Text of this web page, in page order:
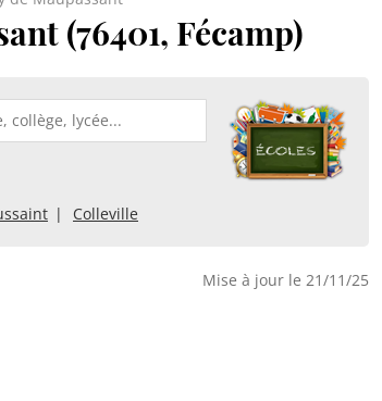
(76401, Fécamp)
Colleville
Mise à jour le 21/11/25